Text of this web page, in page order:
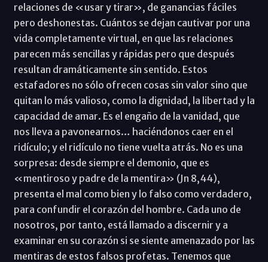
relaciones de «usar y tirar», de ganancias fáciles
pero deshonestas. Cuántos se dejan cautivar por una
vida completamente virtual, en que las relaciones
parecen más sencillas y rápidas pero que después
resultan dramáticamente sin sentido. Estos
estafadores no sólo ofrecen cosas sin valor sino que
quitan lo más valioso, como la dignidad, la libertad y la
capacidad de amar. Es el engaño de la vanidad, que
nos lleva a pavonearnos… haciéndonos caer en el
ridículo; y el ridículo no tiene vuelta atrás. No es una
sorpresa: desde siempre el demonio, que es
«mentiroso y padre de la mentira» (Jn 8,44),
presenta el mal como bien y lo falso como verdadero,
para confundir el corazón del hombre. Cada uno de
nosotros, por tanto, está llamado a discernir y a
examinar en su corazón si se siente amenazado por las
mentiras de estos falsos profetas. Tenemos que